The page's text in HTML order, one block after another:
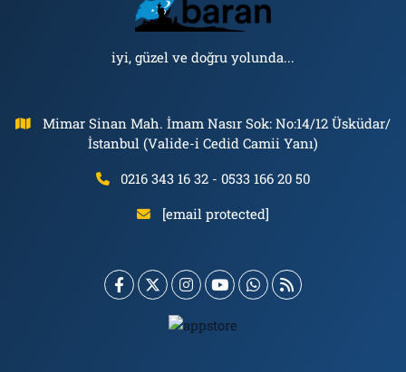
iyi, güzel ve doğru yolunda...
Mimar Sinan Mah. İmam Nasır Sok: No:14/12 Üsküdar/
İstanbul (Valide-i Cedid Camii Yanı)
0216 343 16 32 - 0533 166 20 50
[email protected]